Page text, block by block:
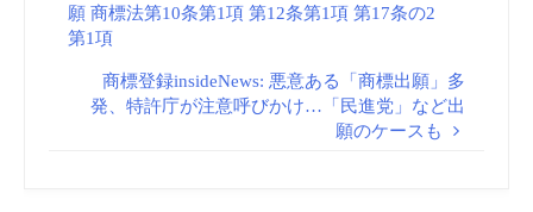
願 商標法第10条第1項 第12条第1項 第17条の2
第1項
商標登録insideNews: 悪意ある「商標出願」多
発、特許庁が注意呼びかけ…「民進党」など出
願のケースも